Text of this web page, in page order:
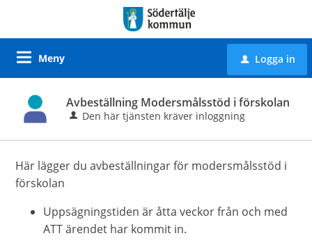
Meny u Logga in
Avbeställning Modersmålsstöd i förskolan
Den här tjänsten kräver inloggning
Här lägger du avbeställningar för modersmålsstöd i
förskolan
Uppsägningstiden är åtta veckor från och med
ATT ärendet har kommit in.